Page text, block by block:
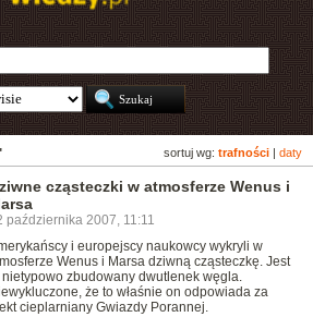
sortuj wg: trafności daty
cząsteczki w atmosferze Wenus i
października 2007, 11:11
i europejscy naukowcy wykryli w
Wenus i Marsa dziwną cząsteczkę. Jest
nietypowo zbudowany dwutlenek węgla.
że to właśnie on odpowiada za
cieplarniany Gwiazdy Porannej.